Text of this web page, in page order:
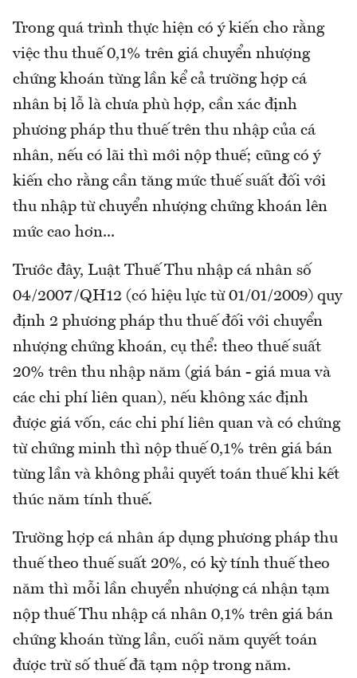
Trong quá trình thực hiện có ý kiến cho rằng
việc thu thuế 0,1% trên giá chuyển nhượng
chứng khoán từng lần kể cả trường hợp cá
nhân bị lỗ là chưa phù hợp, cần xác định
phương pháp thu thuế trên thu nhập của cá
nhân, nếu có lãi thì mới nộp thuế; cũng có ý
kiến cho rằng cần tăng mức thuế suất đối với
thu nhập từ chuyển nhượng chứng khoán lên
mức cao hơn...
Trước đây, Luật Thuế Thu nhập cá nhân số
04/2007/QH12 (có hiệu lực từ 01/01/2009) quy
định 2 phương pháp thu thuế đối với chuyển
nhượng chứng khoán, cụ thể: theo thuế suất
20% trên thu nhập năm (giá bán - giá mua và
các chi phí liên quan), nếu không xác định
được giá vốn, các chi phí liên quan và có chứng
từ chứng minh thì nộp thuế 0,1% trên giá bán
từng lần và không phải quyết toán thuế khi kết
thúc năm tính thuế.
Trường hợp cá nhân áp dụng phương pháp thu
thuế theo thuế suất 20%, có kỳ tính thuế theo
năm thì mỗi lần chuyển nhượng cá nhận tạm
nộp thuế Thu nhập cá nhân 0,1% trên giá bán
chứng khoán từng lần, cuối năm quyết toán
được trừ số thuế đã tạm nộp trong năm.